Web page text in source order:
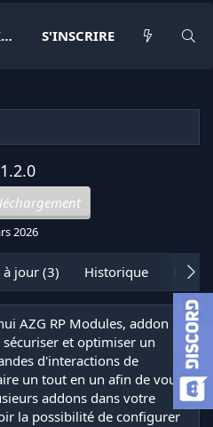
CONNEXION S'INSCRIRE
1.2.0
2026
à jour (3) Historique
AZG RP Modules, addon
et optimiser un
d'interactions de
un tout en un afin de vous
addons dans votre
la possibilité de configurer